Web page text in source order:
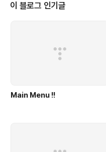
이 블로그 인기글
Main Menu !!